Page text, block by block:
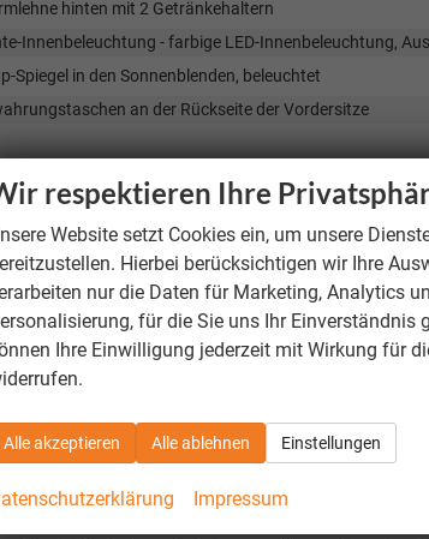
hinten mit 2 Getränkehaltern
Innenbeleuchtung - farbige LED-Innenbeleuchtung,
Spiegel in den Sonnenblenden, beleuchtet
an der Rückseite der Vordersitze
& Kommunikation
10,3-Zoll-Farb-Touchscreen
und Hecklautsprecher
Wireless – drahtlose Telefonverbindung über
C vorne und 2x USB-C hinten (nur Laden)
Freisprecheinrichtung
VW Connect (Vorbereitung)
Aufladen von Mobiltelefonen
& Assistenz
und Radfahrererkennung – Assistent zur
respektieren Ihre
Website setzt Cookies ein, um unsere
Hierbei berücksichtigen wir Ihre
nur die Daten für Marketing, Analytics
für die Sie uns Ihr Einverständnis
Ihre Einwilligung jederzeit mit Wirkung für
Alle akzeptieren Alle ablehnen Einstellungen
Impressum